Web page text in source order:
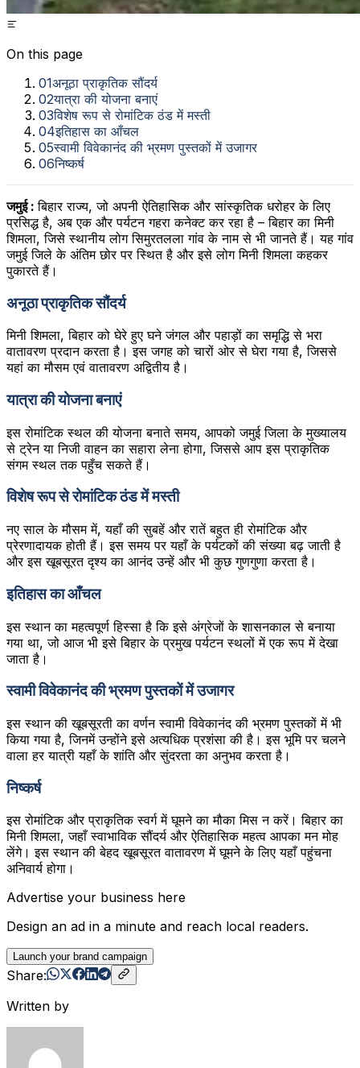
On this page
01अनूठा प्राकृतिक सौंदर्य
02यात्रा की योजना बनाएं
03विशेष रूप से रोमांटिक ठंड में मस्ती
04इतिहास का आँचल
05स्वामी विवेकानंद की भ्रमण पुस्तकों में उजागर
06निष्कर्ष
जमुई :बिहार राज्य, जो अपनी ऐतिहासिक और सांस्कृतिक धरोहर के लिए
प्रसिद्ध है, अब एक और पर्यटन गहरा कनेक्ट कर रहा है – बिहार का मिनी
शिमला, जिसे स्थानीय लोग सिमुरतलला गांव के नाम से भी जानते हैं। यह गांव
जमुई जिले के अंतिम छोर पर स्थित है और इसे लोग मिनी शिमला कहकर
पुकारते हैं।
अनूठा प्राकृतिक सौंदर्य
मिनी शिमला, बिहार को घेरे हुए घने जंगल और पहाड़ों का समृद्धि से भरा
वातावरण प्रदान करता है। इस जगह को चारों ओर से घेरा गया है, जिससे
यहां का मौसम एवं वातावरण अद्वितीय है।
यात्रा की योजना बनाएं
इस रोमांटिक स्थल की योजना बनाते समय, आपको जमुई जिला के मुख्यालय
से ट्रेन या निजी वाहन का सहारा लेना होगा, जिससे आप इस प्राकृतिक
संगम स्थल तक पहुँच सकते हैं।
विशेष रूप से रोमांटिक ठंड में मस्ती
नए साल के मौसम में, यहाँ की सुबहें और रातें बहुत ही रोमांटिक और
प्रेरणादायक होती हैं। इस समय पर यहाँ के पर्यटकों की संख्या बढ़ जाती है
और इस खूबसूरत दृश्य का आनंद उन्हें और भी कुछ गुणगुणा करता है।
इतिहास का आँचल
इस स्थान का महत्वपूर्ण हिस्सा है कि इसे अंग्रेजों के शासनकाल से बनाया
गया था, जो आज भी इसे बिहार के प्रमुख पर्यटन स्थलों में एक रूप में देखा
जाता है।
स्वामी विवेकानंद की भ्रमण पुस्तकों में उजागर
इस स्थान की खूबसूरती का वर्णन स्वामी विवेकानंद की भ्रमण पुस्तकों में भी
किया गया है, जिनमें उन्होंने इसे अत्यधिक प्रशंसा की है। इस भूमि पर चलने
वाला हर यात्री यहाँ के शांति और सुंदरता का अनुभव करता है।
निष्कर्ष
इस रोमांटिक और प्राकृतिक स्वर्ग में घूमने का मौका मिस न करें। बिहार का
मिनी शिमला, जहाँ स्वाभाविक सौंदर्य और ऐतिहासिक महत्व आपका मन मोह
लेंगे। इस स्थान की बेहद खूबसूरत वातावरण में घूमने के लिए यहाँ पहुंचना
अनिवार्य होगा।
Advertise your business here
Design an ad in a minute and reach local readers.
Launch your brand campaign
Share:
Written by